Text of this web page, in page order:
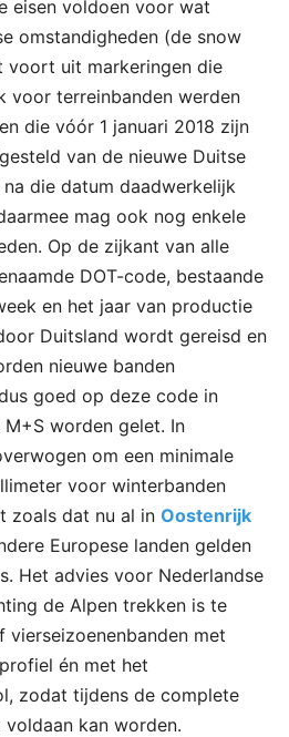
eisen voldoen voor wat
omstandigheden (de snow
voort uit markeringen die
voor terreinbanden werden
die vóór 1 januari 2018 zijn
van de nieuwe Duitse
die datum daadwerkelijk
mag ook nog enkele
Op de zijkant van alle
DOT-code, bestaande
en het jaar van productie
Duitsland wordt gereisd en
nieuwe banden
goed op deze code in
worden gelet. In
om een minimale
voor winterbanden
zoals dat nu al in Oostenrijk
Europese landen gelden
Het advies voor Nederlandse
de Alpen trekken is te
met
én met het
zodat tijdens de complete
kan worden.